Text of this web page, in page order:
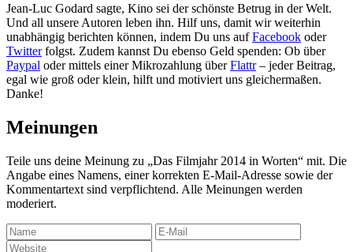
Jean-Luc Godard sagte, Kino sei der schönste Betrug in der Welt.
Und all unsere Autoren leben ihn. Hilf uns, damit wir weiterhin
unabhängig berichten können, indem Du uns aufFacebook oder
Twitterfolgst. Zudem kannst Du ebenso Geld spenden: Ob über
Paypal oder mittels einer Mikrozahlung überFlattr– jeder Beitrag,
egal wie groß oder klein, hilft und motiviert uns gleichermaßen.
Danke!
Meinungen
Teile uns deine Meinung zu „Das Filmjahr 2014 in Worten“ mit. Die
Angabe eines Namens, einer korrekten E-Mail-Adresse sowie der
Kommentartext sind verpflichtend. Alle Meinungen werden
moderiert.